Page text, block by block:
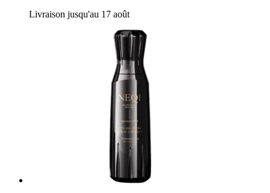
Livraison jusqu'au 17 août